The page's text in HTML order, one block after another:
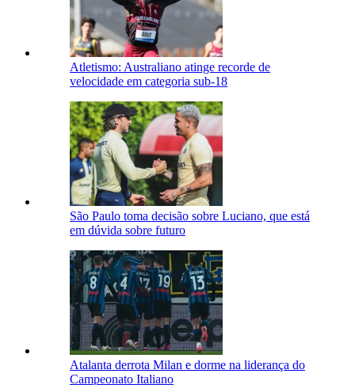
Atletismo: Australiano atinge recorde de
velocidade em categoria sub-18
São Paulo toma decisão sobre Luciano, que está
em dúvida sobre futuro
Atalanta derrota Milan e dorme na liderança do
Campeonato Italiano